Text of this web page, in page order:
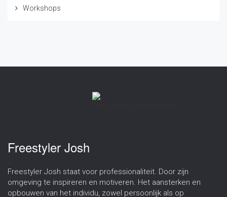
Workshops
Freestyler Josh
Freestyler Josh staat voor professionaliteit. Door zijn
omgeving te inspireren en motiveren. Het aansterken en
opbouwen van het individu, zowel persoonlijk als op